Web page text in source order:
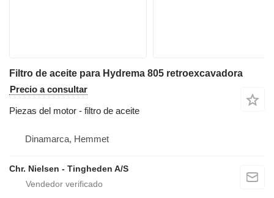
Filtro de aceite para Hydrema 805 retroexcavadora
Precio a consultar
Piezas del motor - filtro de aceite
Dinamarca, Hemmet
Chr. Nielsen - Tingheden A/S